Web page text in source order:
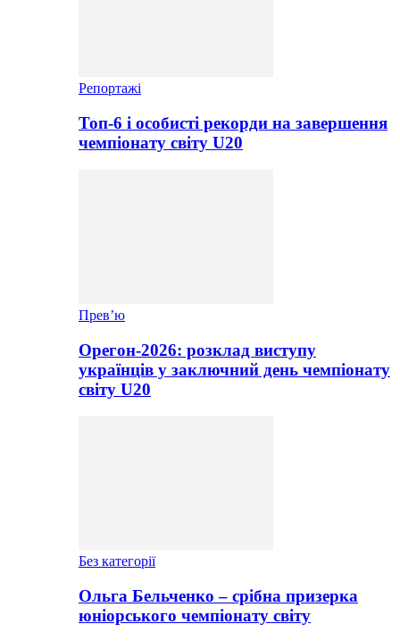
Репортажі
Топ-6 і особисті рекорди на завершення
чемпіонату світу U20
Прев’ю
Орегон-2026: розклад виступу
українців у заключний день чемпіонату
світу U20
Без категорії
Ольга Бельченко – срібна призерка
юніорського чемпіонату світу